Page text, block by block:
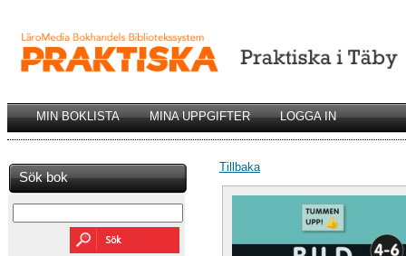
MIN BOKLISTA MINA UPPGIFTER LOGGA IN
Sök bok
Tillbaka